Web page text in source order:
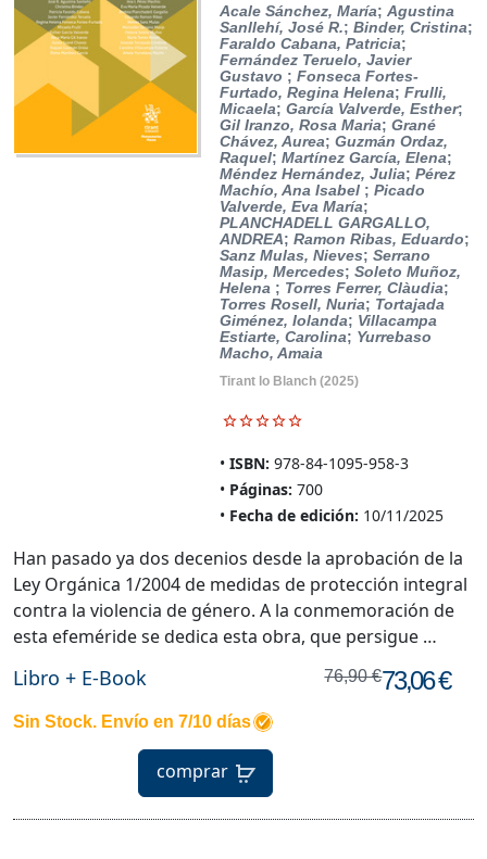
Acale Sánchez, María; Agustina
Sanllehí, José R.; Binder, Cristina;
Faraldo Cabana, Patricia;
Fernández Teruelo, Javier
Gustavo ; Fonseca Fortes-
Furtado, Regina Helena; Frulli,
Micaela; García Valverde, Esther;
Gil Iranzo, Rosa Maria; Grané
Chávez, Aurea; Guzmán Ordaz,
Raquel; Martínez García, Elena;
Méndez Hernández, Julia; Pérez
Machío, Ana Isabel ; Picado
Valverde, Eva María;
PLANCHADELL GARGALLO,
ANDREA; Ramon Ribas, Eduardo;
Sanz Mulas, Nieves; Serrano
Masip, Mercedes; Soleto Muñoz,
Helena ; Torres Ferrer, Clàudia;
Torres Rosell, Nuria; Tortajada
Giménez, Iolanda; Villacampa
Estiarte, Carolina; Yurrebaso
Macho, Amaia
Tirant lo Blanch(2025)
ISBN: 978-84-1095-958-3
Páginas: 700
Fecha de edición: 10/11/2025
Libro + E-Book 76,90 €73,06 €
Sin Stock. Envío en 7/10 días
comprar
Han pasado ya dos decenios desde la aprobación de la
Ley Orgánica 1/2004 de medidas de protección integral
contra la violencia de género. A la conmemoración de
esta efeméride se dedica esta obra, que persigue …